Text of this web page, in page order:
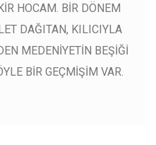
HOCAM. BİR DÖNEM
DAĞITAN, KILICIYLA
MEDENİYETİN BEŞİĞİ
BİR GEÇMİŞİM VAR.